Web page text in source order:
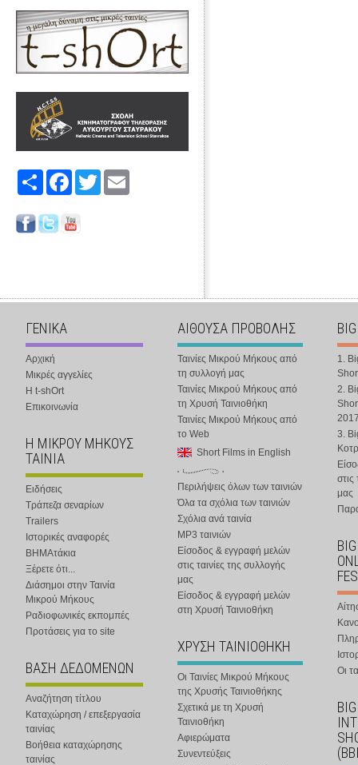
Share FacebookTwitter
ΓΕΝΙΚΑ
Αρχική
Μικρές αγγελίες
Η t-shOrt
Επικοινωνία
Η ΜΙΚΡΟΥ ΜΗΚΟΥΣ
ΤΑΙΝΙΑ
Ειδήσεις
Τράπεζα σεναρίων
Trailers
Ιστορικές αναφορές
ΒΗΜΑτάκια
Ξέρετε ότι...
Διάσημοι στην Ταινία
Μικρού Μήκους
Ραδιοφωνικές εκπομπές
Προτάσεις για το site
ΒΑΣΗ ΔΕΔΟΜΕΝΩΝ
Αναζήτηση τίτλου
Καταχώρηση / επεξεργασία
ταινίας
Βοήθεια καταχώρησης
ταινίας
ΑΙΘΟΥΣΑ ΠΡΟΒΟΛΗΣ
Ταινίες Μικρού Μήκους από
τη συλλογή μας
Ταινίες Μικρού Μήκους από
τη Χρυσή Ταινιοθήκη
Ταινίες Μικρού Μήκους από
το Web
Short Films in English
Περιλήψεις όλων των ταινιών
Όλα τα σχόλια των ταινιών
Σχόλια ανά ταινία
MP3 ταινιών
Είσοδος & εγγραφή μελών
στις ταινίες της συλλογής
μας
Είσοδος & εγγραφή μελών
στη Χρυσή Ταινιοθήκη
ΧΡΥΣΗ ΤΑΙΝΙΟΘΗΚΗ
Οι Ταινίες Μικρού Μήκους
της Χρυσής Ταινιοθήκης
Σχετικά με τη Χρυσή
Ταινιοθήκη
Αφιερώματα
Συνεντεύξεις
1.
2.
3.
στις
μας
Οι